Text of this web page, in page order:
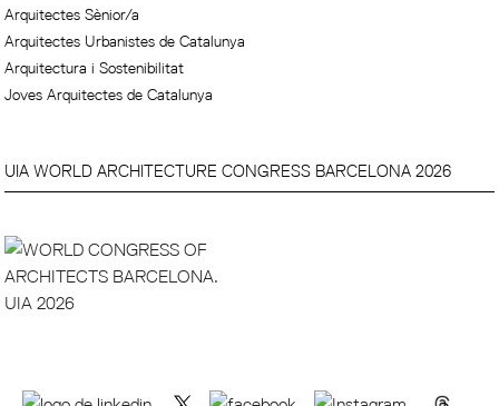
Arquitectes Sènior/a
Arquitectes Urbanistes de Catalunya
Arquitectura i Sostenibilitat
Joves Arquitectes de Catalunya
UIA WORLD ARCHITECTURE CONGRESS BARCELONA 2026